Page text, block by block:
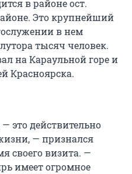
в районе ост.
Это крупнейший
в нем
тысяч человек.
на Караульной горе и
Красноярска.
это действительно
— признался
своего визита. —
имеет огромное